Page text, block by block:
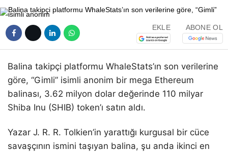
EKLE ABONE OL
Balina takipçi platformu WhaleStats’ın son verilerine
göre, “Gimli” isimli anonim bir mega Ethereum
balinası, 3.62 milyon dolar değerinde 110 milyar
Shiba Inu (SHIB) token’ı satın aldı.
Yazar J. R. R. Tolkien’in yarattığı kurgusal bir cüce
savaşçının ismini taşıyan balina, şu anda ikinci en